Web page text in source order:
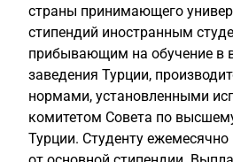
страны принимающего
стипендий иностранным
прибывающим на обучение в
заведения Турции,
нормами, установленными
комитетом Совета по
Турции. Студенту